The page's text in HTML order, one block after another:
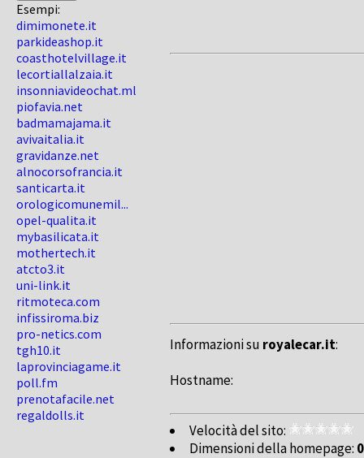
Esempi:
dimimonete.it
parkideashop.it
coasthotelvillage.it
lecortiallalzaia.it
insonniavideochat.ml
piofavia.net
badmamajama.it
avivaitalia.it
gravidanze.net
alnocorsofrancia.it
santicarta.it
orologicomunemil...
opel-qualita.it
mybasilicata.it
mothertech.it
atcto3.it
uni-link.it
ritmoteca.com
infissiroma.biz
pro-netics.com
tgh10.it
laprovinciagame.it
poll.fm
prenotafacile.net
regaldolls.it
Informazioni su royalecar.it:
Hostname:
Velocità del sito:
Dimensioni della homepage: 0